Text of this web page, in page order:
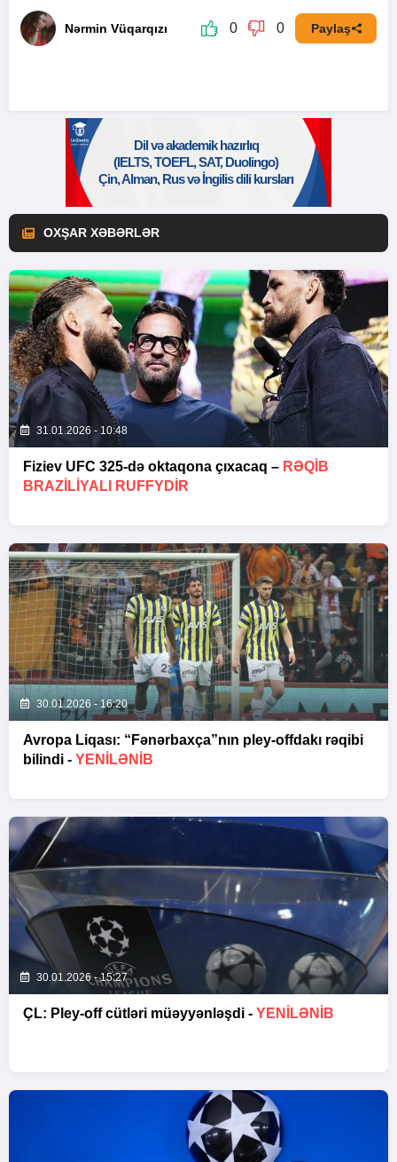
Nərmin Vüqarqızı 0 0 Paylaş
OXŞAR XƏBƏRLƏR
31.01.2026 - 10:48
Fiziev UFC 325-də oktaqona çıxacaq – RƏQIB
BRAZILIYALI RUFFYDIR
30.01.2026 - 16:20
Avropa Liqası: “Fənərbaxça”nın pley-offdakı rəqibi
bilindi - YENİLƏNİB
30.01.2026 - 15:27
ÇL: Pley-off cütləri müəyyənləşdi - YENİLƏNİB